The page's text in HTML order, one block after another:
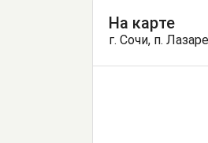
На карте
г. Сочи, п.